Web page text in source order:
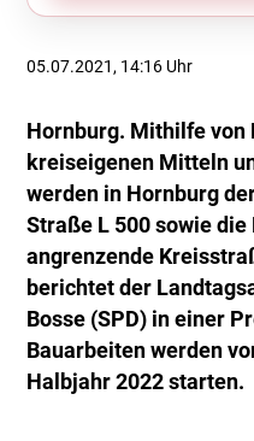
05.07.2021, 14:16 Uhr
Hornburg. Mithilfe von
kreiseigenen Mitteln
werden in Hornburg
Straße L 500 sowie
angrenzende
berichtet der
Bosse (SPD) in einer
Bauarbeiten werden
Halbjahr 2022 starten.